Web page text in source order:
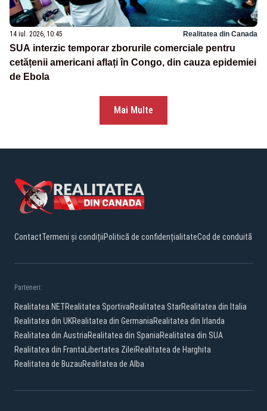
14 iul. 2026, 10:45 Realitatea din Canada
SUA interzic temporar zborurile comerciale pentru
cetățenii americani aflați în Congo, din cauza epidemiei
de Ebola
Mai Multe
ContactTermeni și condițiiPolitică de confidențialitateCod de conduită
Parteneri:
Realitatea.NETRealitatea SportivaRealitatea StarRealitatea din Italia
Realitatea din UKRealitatea din GermaniaRealitatea din Irlanda
Realitatea din AustriaRealitatea din SpaniaRealitatea din SUA
Realitatea din FrantaLibertatea ZileiRealitatea de Harghita
Realitatea de BuzauRealitatea de Alba